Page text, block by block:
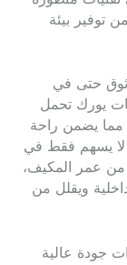
توفير بيئة
حتى في
يورك تحمل
مما يضمن راحة
لا يسهم فقط في
من عمر المكيف،
ويقلل من
جودة عالية